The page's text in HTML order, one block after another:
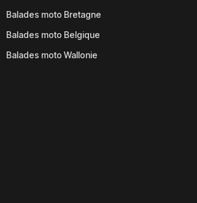
Balades moto Bretagne
Balades moto Belgique
Balades moto Wallonie